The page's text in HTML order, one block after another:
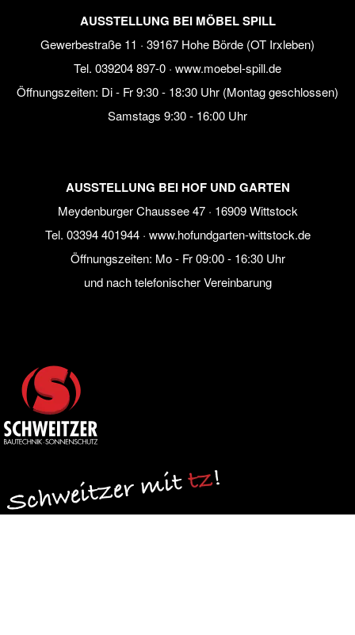
AUSSTELLUNG BEI MÖBEL SPILL
Gewerbestraße 11 · 39167 Hohe Börde (OT Irxleben)
Tel. 039204 897-0 · www.moebel-spill.de
Öffnungszeiten: Di - Fr 9:30 - 18:30 Uhr (Montag geschlossen)
Samstags 9:30 - 16:00 Uhr
AUSSTELLUNG BEI HOF UND GARTEN
Meydenburger Chaussee 47 · 16909 Wittstock
Tel. 03394 401944· www.hofundgarten-wittstock.de
Öffnungszeiten: Mo - Fr 09:00 - 16:30 Uhr
und nach telefonischer Vereinbarung